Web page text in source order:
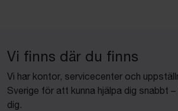
Vi finns där du finns
Vi har kontor, servicecenter och
Sverige för att kunna hjälpa dig snabbt –
dig.